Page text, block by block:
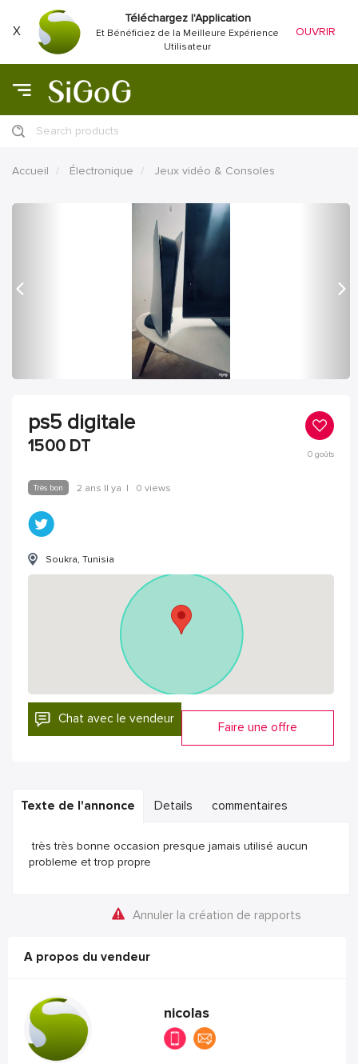
X
Téléchargez l'Application
Et Bénéficiez de la Meilleure Expérience
Utilisateur
OUVRIR
Search products
Accueil Électronique Jeux vidéo & Consoles
ps5 digitale
1500 DT 0goûts
Très bon 2 ans Il ya | 0 views
Soukra, Tunisia
Chat avec le vendeur
Faire une offre
Texte de l'annonce Details commentaires
très très bonne occasion presque jamais utilisé aucun
probleme et trop propre
Annuler la création de rapports
A propos du vendeur
nicolas